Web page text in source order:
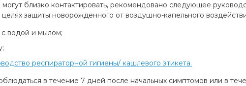
могут близко контактировать, рекомендовано следующее
защиты новорожденного от воздушно-капельного
водой и мылом;
респираторной гигиены/ кашлевого этикета.
в течение 7 дней после начальных симптомов или в